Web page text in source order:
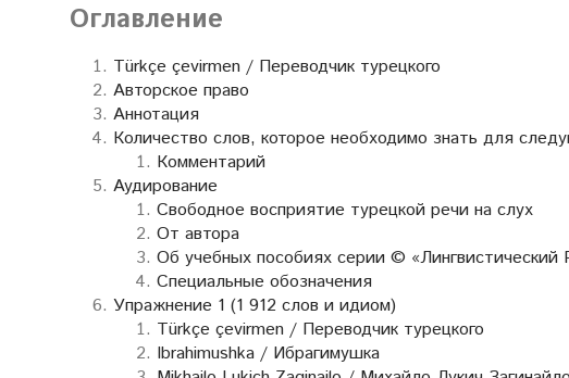
Оглавление
Türkçe çevirmen / Переводчик турецкого
Авторское право
Аннотация
Количество слов, которое необходимо знать для
Комментарий
Аудирование
Свободное восприятие турецкой речи на слух
От автора
Об учебных пособиях серии © «Лингвистический
Специальные обозначения
Упражнение 1 (1 912 слов и идиом)
Türkçe çevirmen / Переводчик турецкого
Ibrahimushka / Ибрагимушка